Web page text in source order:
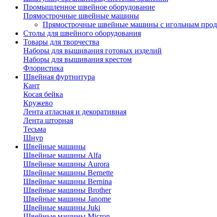
Промышленное швейное оборудование
Прямострочные швейные машины
Прямострочные швейные машины с игольным
Столы для швейного оборудования
Товары для творчества
Наборы для вышивания готовых изделий
Наборы для вышивания крестом
Флористика
Швейная фуртнитура
Кант
Косая бейка
Кружево
Лента aтласная и декоративная
Лента шторная
Тесьма
Шнур
Швейные машины
Швейные машины Alfa
Швейные машины Aurora
Швейные машины Bernette
Швейные машины Bernina
Швейные машины Brother
Швейные машины Janome
Швейные машины Juki